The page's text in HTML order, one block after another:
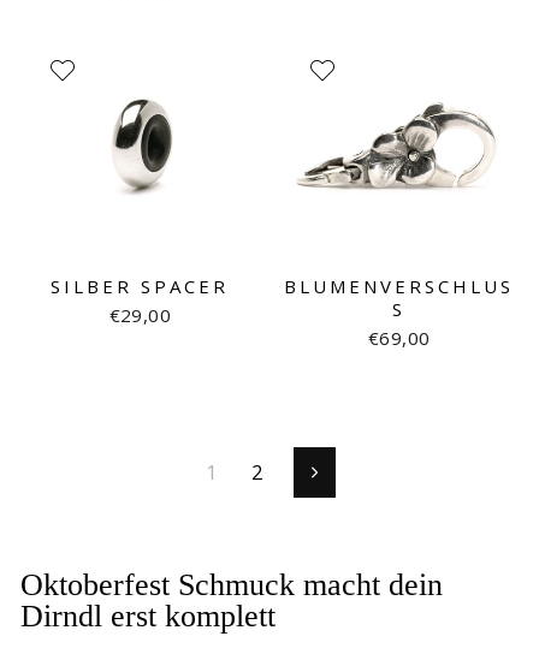
SILBER SPACER
€29,00
BLUMENVERSCHLUS
S
€69,00
1 2 Vorwärts
Oktoberfest Schmuck macht dein
Dirndl erst komplett